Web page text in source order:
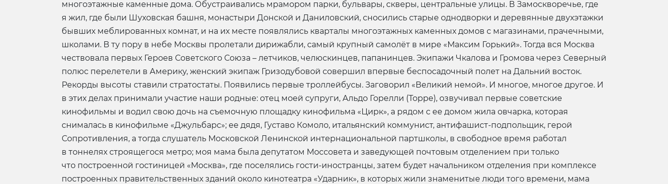
многоэтажные каменные дома. Обустраивались мрамором парки, бульвары, скверы, центральные улицы. В Замоскворечье, где
я жил, где были Шуховская башня, монастыри Донской и Даниловский, сносились старые однодворки и деревянные двухэтажки
бывших меблированных комнат, и на их месте появлялись кварталы многоэтажных каменных домов с магазинами, прачечными,
школами. В ту пору в небе Москвы пролетали дирижабли, самый крупный самолёт в мире «Максим Горький». Тогда вся Москва
чествовала первых Героев Советского Союза – летчиков, челюскинцев, папанинцев. Экипажи Чкалова и Громова через Северный
полюс перелетели в Америку, женский экипаж Гризодубовой совершил впервые беспосадочный полет на Дальний восток.
Рекорды высоты ставили стратостаты. Появились первые троллейбусы. Заговорил «Великий немой». И многое, многое другое. И
в этих делах принимали участие наши родные: отец моей супруги, Альдо Горелли (Торре), озвучивал первые советские
кинофильмы и водил свою дочь на съемочную площадку кинофильма «Цирк», а рядом с ее домом жила овчарка, которая
снималась в кинофильме «Джульбарс»; ее дядя, Густаво Комоло, итальянский коммунист, антифашист-подпольщик, герой
Сопротивления, а тогда слушатель Московской Ленинской интернациональной партшколы, в свободное время работал
в тоннелях строящегося метро; моя мама была депутатом Моссовета и заведующей почтовым отделением при только
что построенной гостиницей «Москва», где поселялись гости-иностранцы, затем будет начальником отделения при комплексе
построенных правительственных зданий около кинотеатра «Ударник», в которых жили знаменитые люди того времени, мама